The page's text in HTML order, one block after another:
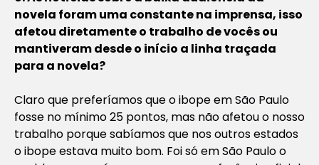
novela foram uma constante na imprensa, isso
afetou diretamente o trabalho de vocês ou
mantiveram desde o início a linha traçada
para a novela?
Claro que preferíamos que o ibope em São Paulo
fosse no mínimo 25 pontos, mas não afetou o nosso
trabalho porque sabíamos que nos outros estados
o ibope estava muito bom. Foi só em São Paulo o